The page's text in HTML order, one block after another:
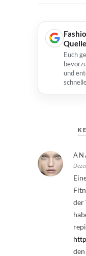
Euch
und
der